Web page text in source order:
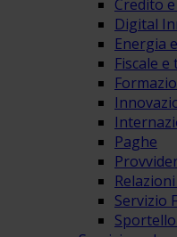
Credito
Digital
Energia
Fiscale
Paghe
Servizio